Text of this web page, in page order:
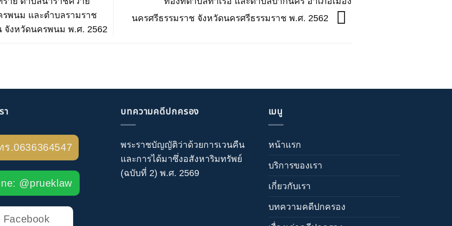
รพนม และตำบลรามราช
จังหวัดนครพนม พ.ศ. 2562
นครศรีธรรมราช จังหวัดนครศรีธรรมราช พ.ศ. 2562
า
ร.0636364547
@prueklaw
Facebook
บทความคดีปกครอง
พระราชบัญญัติว่าด้วยการเวนคืน
และการได้มาซึ่งอสังหาริมทรัพย์
(ฉบับที่ 2) พ.ศ. 2569
เมนู
หน้าแรก
บริการของเรา
เกี่ยวกับเรา
บทความคดีปกครอง